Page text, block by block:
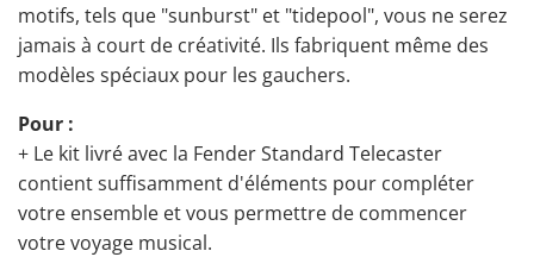
motifs, tels que "sunburst" et "tidepool", vous ne serez
jamais à court de créativité. Ils fabriquent même des
modèles spéciaux pour les gauchers.
Pour :
+ Le kit livré avec la Fender Standard Telecaster
contient suffisamment d'éléments pour compléter
votre ensemble et vous permettre de commencer
votre voyage musical.